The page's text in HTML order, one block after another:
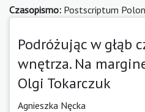
Czasopismo: Postscriptum
Podróżując w głąb
wnętrza. Na
Olgi Tokarczuk
Agnieszka Nęcka